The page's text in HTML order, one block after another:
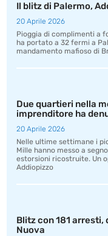
Il blitz di Palermo,
20 Aprile 2026
Pioggia di complimenti a
ha portato a 32 fermi a
mandamento mafioso di
Due quartieri nella
imprenditore ha
20 Aprile 2026
Nelle ultime settimane i
Mille hanno messo a
estorsioni ricostruite. Un
Addiopizzo
Blitz con 181 arresti,
Nuova